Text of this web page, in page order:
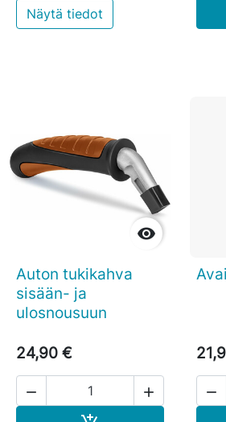
Näytä tiedot

Auton tukikahva
sisään- ja
ulosnousuun
24,90 €
  